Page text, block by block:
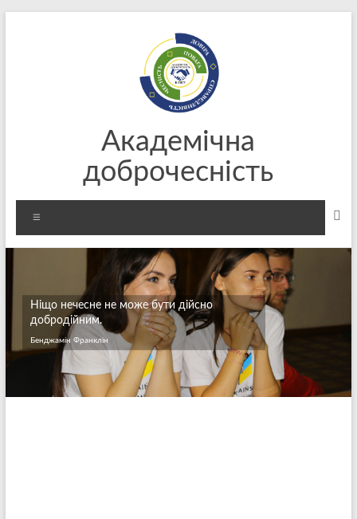
Академічна
доброчесність
Ніщо нечесне не може бути дійсно
добродійним.
Бенджамін Франклін